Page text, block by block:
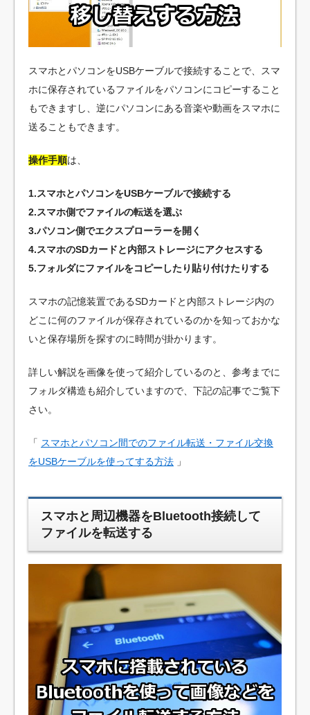
スマホとパソコンをUSBケーブルで接続することで、スマ
ホに保存されているファイルをパソコンにコピーすること
もできますし、逆にパソコンにある音楽や動画をスマホに
送ることもできます。
操作手順は、
1.スマホとパソコンをUSBケーブルで接続する
2.スマホ側でファイルの転送を選ぶ
3.パソコン側でエクスプローラーを開く
4.スマホのSDカードと内部ストレージにアクセスする
5.フォルダにファイルをコピーしたり貼り付けたりする
スマホの記憶装置であるSDカードと内部ストレージ内の
どこに何のファイルが保存されているのかを知っておかな
いと保存場所を探すのに時間が掛かります。
詳しい解説を画像を使って紹介しているのと、参考までに
フォルダ構造も紹介していますので、下記の記事でご覧下
さい。
「 スマホとパソコン間でのファイル転送・ファイル交換
をUSBケーブルを使ってする方法 」
スマホと周辺機器をBluetooth接続して
ファイルを転送する